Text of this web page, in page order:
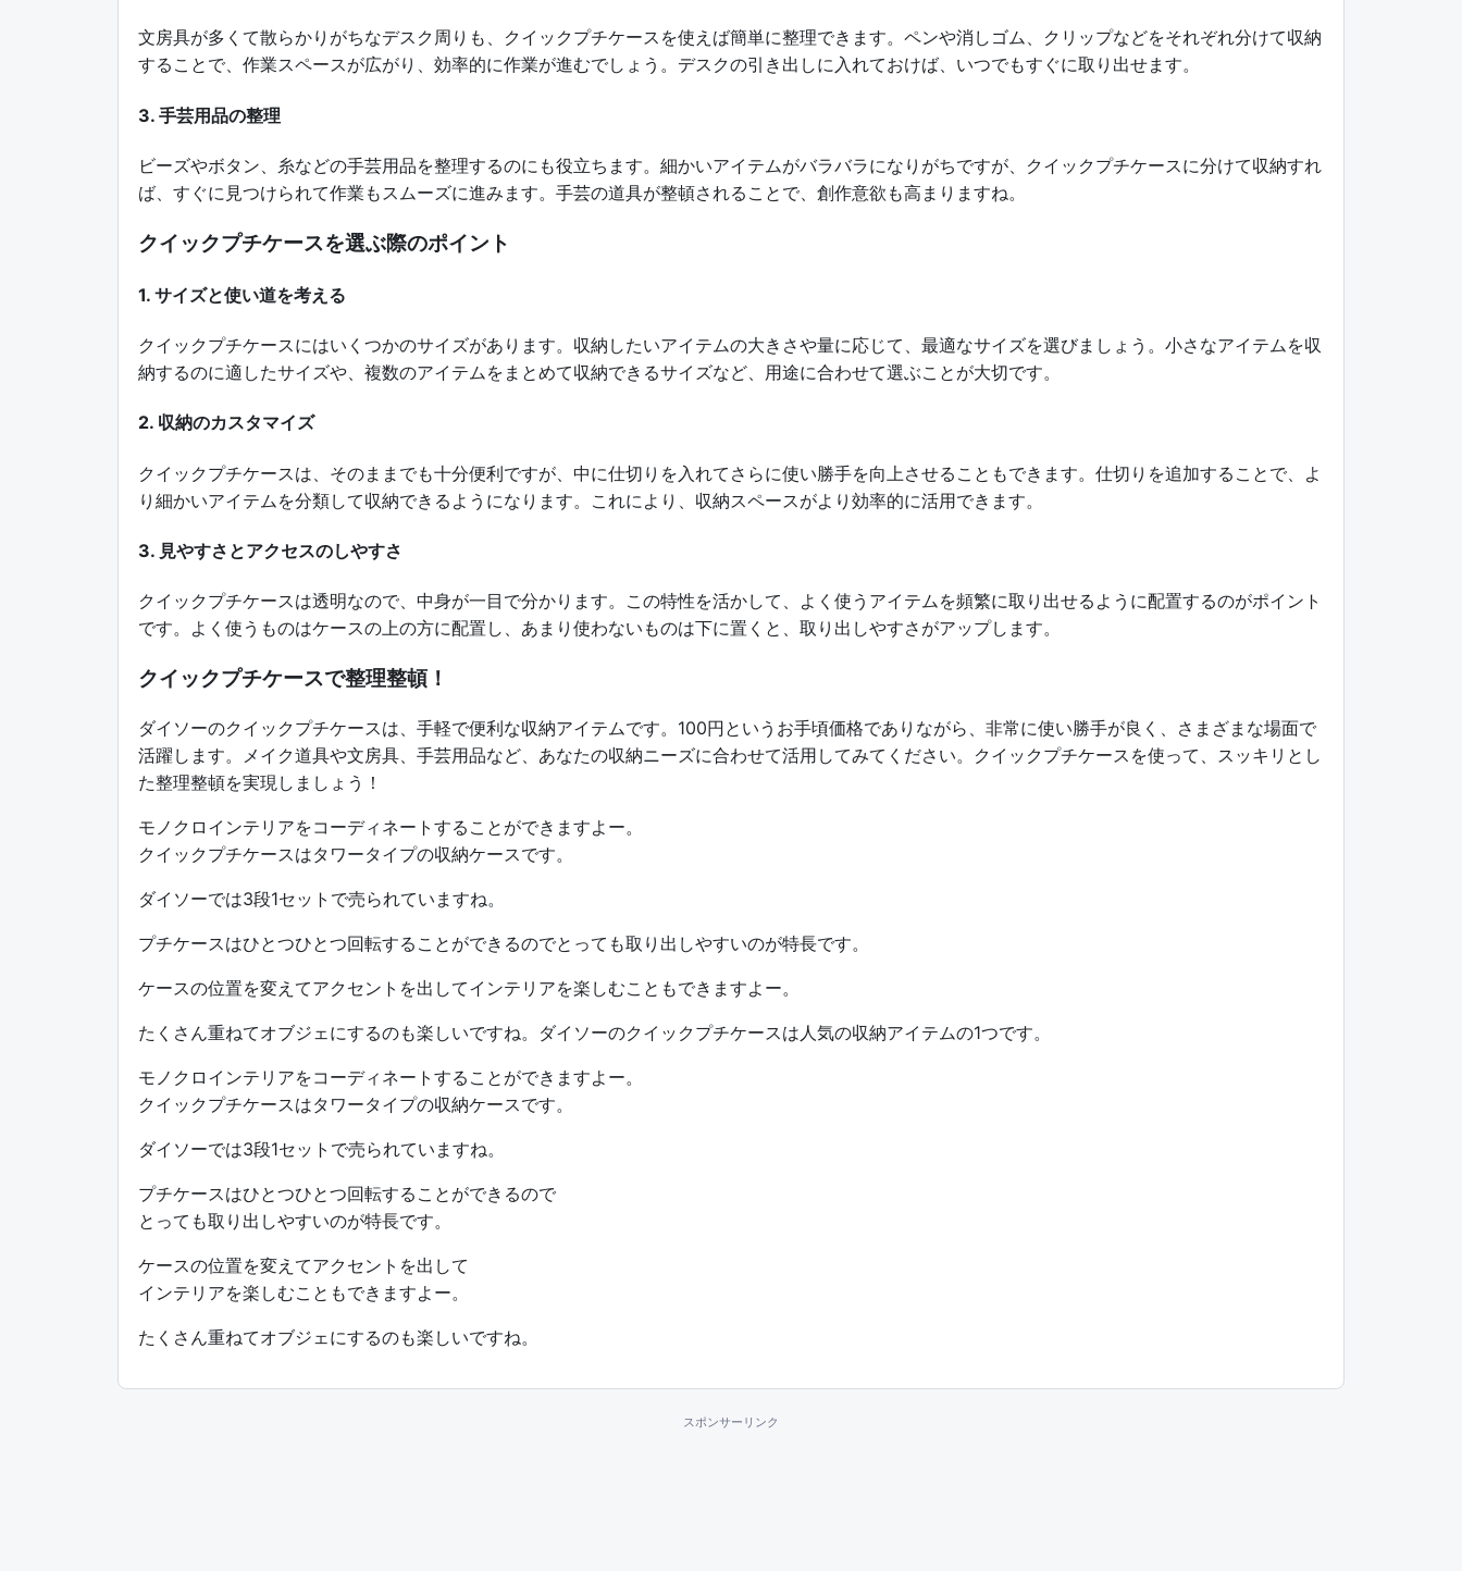
文房具が多くて散らかりがちなデスク周りも、クイックプチケースを使えば簡単に整理できます。ペンや消しゴム、クリップなどをそれぞれ分けて収納
することで、作業スペースが広がり、効率的に作業が進むでしょう。デスクの引き出しに入れておけば、いつでもすぐに取り出せます。
3. 手芸用品の整理
ビーズやボタン、糸などの手芸用品を整理するのにも役立ちます。細かいアイテムがバラバラになりがちですが、クイックプチケースに分けて収納すれ
ば、すぐに見つけられて作業もスムーズに進みます。手芸の道具が整頓されることで、創作意欲も高まりますね。
クイックプチケースを選ぶ際のポイント
1. サイズと使い道を考える
クイックプチケースにはいくつかのサイズがあります。収納したいアイテムの大きさや量に応じて、最適なサイズを選びましょう。小さなアイテムを収
納するのに適したサイズや、複数のアイテムをまとめて収納できるサイズなど、用途に合わせて選ぶことが大切です。
2. 収納のカスタマイズ
クイックプチケースは、そのままでも十分便利ですが、中に仕切りを入れてさらに使い勝手を向上させることもできます。仕切りを追加することで、よ
り細かいアイテムを分類して収納できるようになります。これにより、収納スペースがより効率的に活用できます。
3. 見やすさとアクセスのしやすさ
クイックプチケースは透明なので、中身が一目で分かります。この特性を活かして、よく使うアイテムを頻繁に取り出せるように配置するのがポイント
です。よく使うものはケースの上の方に配置し、あまり使わないものは下に置くと、取り出しやすさがアップします。
クイックプチケースで整理整頓！
ダイソーのクイックプチケースは、手軽で便利な収納アイテムです。100円というお手頃価格でありながら、非常に使い勝手が良く、さまざまな場面で
活躍します。メイク道具や文房具、手芸用品など、あなたの収納ニーズに合わせて活用してみてください。クイックプチケースを使って、スッキリとし
た整理整頓を実現しましょう！
モノクロインテリアをコーディネートすることができますよー。
クイックプチケースはタワータイプの収納ケースです。
ダイソーでは3段1セットで売られていますね。
プチケースはひとつひとつ回転することができるのでとっても取り出しやすいのが特長です。
ケースの位置を変えてアクセントを出してインテリアを楽しむこともできますよー。
たくさん重ねてオブジェにするのも楽しいですね。ダイソーのクイックプチケースは人気の収納アイテムの1つです。
モノクロインテリアをコーディネートすることができますよー。
クイックプチケースはタワータイプの収納ケースです。
ダイソーでは3段1セットで売られていますね。
プチケースはひとつひとつ回転することができるので
とっても取り出しやすいのが特長です。
ケースの位置を変えてアクセントを出して
インテリアを楽しむこともできますよー。
たくさん重ねてオブジェにするのも楽しいですね。
スポンサーリンク